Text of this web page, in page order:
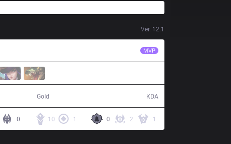
Ver. 12.1
MVP
Gold KDA
0 2 1
10 1
0